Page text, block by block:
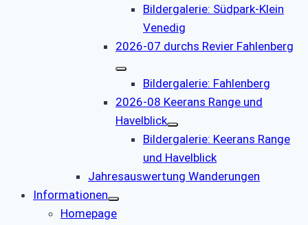
Bildergalerie: Südpark-Klein
Venedig
2026-07 durchs Revier Fahlenberg
Bildergalerie: Fahlenberg
2026-08 Keerans Range und
Havelblick
Bildergalerie: Keerans Range
und Havelblick
Jahresauswertung Wanderungen
Informationen
Homepage